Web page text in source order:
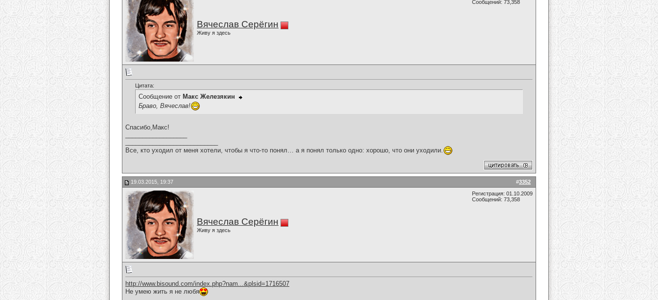
Вячеслав Серёгин
Живу я здесь
Сообщений: 73,358
Цитата:
Сообщение от Макс Железякин
Браво, Вячеслав!
Спасибо,Макс!
Все, кто уходил от меня хотели, чтобы я что-то понял… а я понял только одно: хорошо, что они уходили.
#3352
19.03.2015, 19:37
Вячеслав Серёгин
Живу я здесь
Регистрация: 01.10.2009
Сообщений: 73,358
http://www.bisound.com/index.php?nam...&plsid=1716507
Не умею жить я не любя